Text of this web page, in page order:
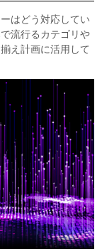
はどう対応してい
流行るカテゴリや
え計画に活用して